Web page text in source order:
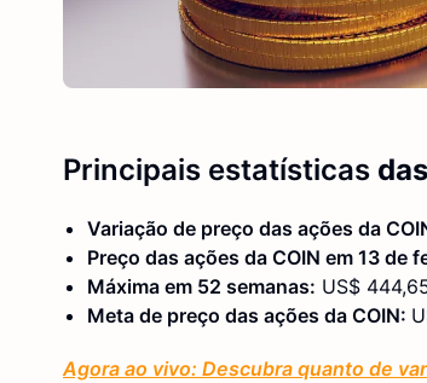
Principais estatísticas das
Variação de preço das ações da
Preço das ações da COIN em 13 de
Máxima em 52 semanas: US$
Meta de preço das ações da COIN:
Agora ao vivo: Descubra quanto de